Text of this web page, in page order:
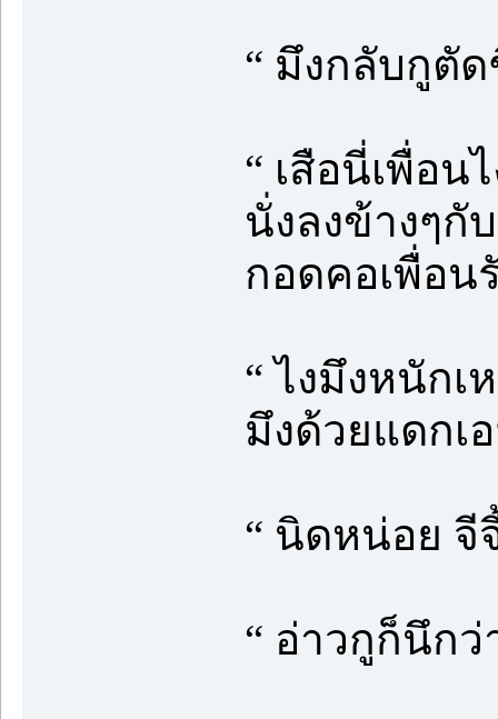
“ มึงกลับกูตัด
“ เสือนี่เพื่อน
นั่งลงข้างๆกั
กอดคอเพื่อน
“ ไงมึงหนักเ
มึงด้วยแดกเ
“ นิดหน่อย จี
“ อ่าวกูก็นึก